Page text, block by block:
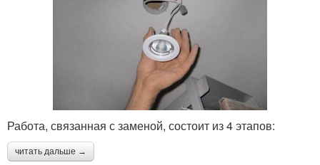
Работа, связанная с заменой, состоит из 4 этапов:
читать дальше →